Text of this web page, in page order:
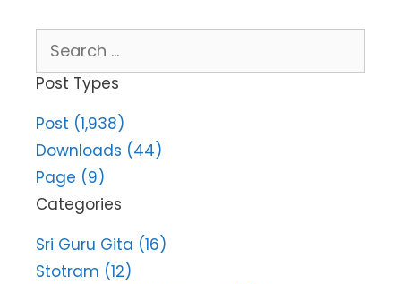
for:
Post Types
Post (1,938)
Downloads (44)
Page (9)
Categories
Sri Guru Gita (16)
Stotram (12)